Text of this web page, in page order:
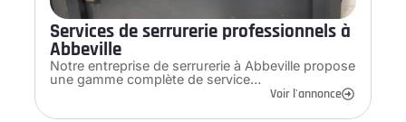
Services de serrurerie professionnels à
Abbeville
Notre entreprise de serrurerie à Abbeville propose
une gamme complète de service…
Voir l'annonce